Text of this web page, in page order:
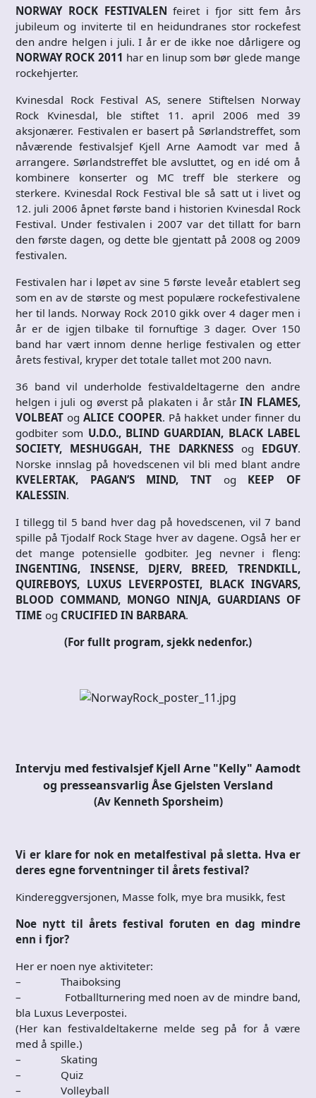
NORWAY ROCK FESTIVALEN feiret i fjor sitt fem års
jubileum og inviterte til en heidundranes stor rockefest
den andre helgen i juli. I år er de ikke noe dårligere og
NORWAY ROCK 2011 har en linup som bør glede mange
rockehjerter.
Kvinesdal Rock Festival AS, senere Stiftelsen Norway
Rock Kvinesdal, ble stiftet 11. april 2006 med 39
aksjonærer. Festivalen er basert på Sørlandstreffet, som
nåværende festivalsjef Kjell Arne Aamodt var med å
arrangere. Sørlandstreffet ble avsluttet, og en idé om å
kombinere konserter og MC treff ble sterkere og
sterkere. Kvinesdal Rock Festival ble så satt ut i livet og
12. juli 2006 åpnet første band i historien Kvinesdal Rock
Festival. Under festivalen i 2007 var det tillatt for barn
den første dagen, og dette ble gjentatt på 2008 og 2009
festivalen.
Festivalen har i løpet av sine 5 første leveår etablert seg
som en av de største og mest populære rockefestivalene
her til lands. Norway Rock 2010 gikk over 4 dager men i
år er de igjen tilbake til fornuftige 3 dager. Over 150
band har vært innom denne herlige festivalen og etter
årets festival, kryper det totale tallet mot 200 navn.
36 band vil underholde festivaldeltagerne den andre
helgen i juli og øverst på plakaten i år stårIN FLAMES,
VOLBEAT og ALICE COOPER. På hakket under finner du
godbiter som U.D.O., BLIND GUARDIAN, BLACK LABEL
SOCIETY, MESHUGGAH, THE DARKNESS og EDGUY.
Norske innslag på hovedscenen vil bli med blant andre
KVELERTAK, PAGAN’S MIND, TNT og KEEP OF
KALESSIN.
I tillegg til 5 band hver dag på hovedscenen, vil 7 band
spille på Tjodalf Rock Stage hver av dagene. Også her er
det mange potensielle godbiter. Jeg nevner i fleng:
INGENTING, INSENSE, DJERV, BREED, TRENDKILL,
QUIREBOYS, LUXUS LEVERPOSTEI, BLACK INGVARS,
BLOOD COMMAND, MONGO NINJA, GUARDIANS OF
TIME og CRUCIFIED IN BARBARA.
(For fullt program, sjekk nedenfor.)
Intervju med festivalsjef Kjell Arne "Kelly" Aamodt
og presseansvarlig Åse Gjelsten Versland
(Av Kenneth Sporsheim)
Vi er klare for nok en metalfestival på sletta. Hva er
deres egne forventninger til årets festival?
Kindereggversjonen, Masse folk, mye bra musikk, fest
Noe nytt til årets festival foruten en dag mindre
enn i fjor?
Her er noen nye aktiviteter:
– Thaiboksing
– Fotballturnering med noen av de mindre band,
bla Luxus Leverpostei.
(Her kan festivaldeltakerne melde seg på for å være
med å spille.)
– Skating
– Quiz
– Volleyball